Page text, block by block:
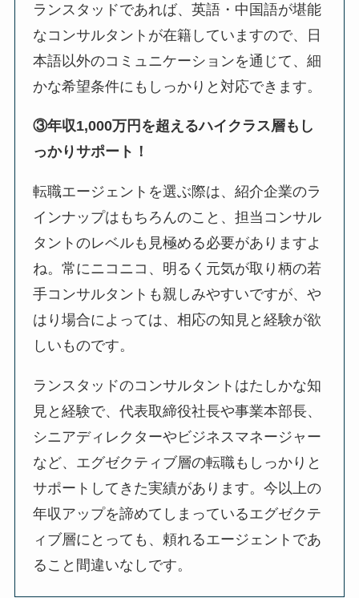
ランスタッドであれば、英語・中国語が堪能
なコンサルタントが在籍していますので、日
本語以外のコミュニケーションを通じて、細
かな希望条件にもしっかりと対応できます。
③年収1,000万円を超えるハイクラス層もし
っかりサポート！
転職エージェントを選ぶ際は、紹介企業のラ
インナップはもちろんのこと、担当コンサル
タントのレベルも見極める必要がありますよ
ね。常にニコニコ、明るく元気が取り柄の若
手コンサルタントも親しみやすいですが、や
はり場合によっては、相応の知見と経験が欲
しいものです。
ランスタッドのコンサルタントはたしかな知
見と経験で、代表取締役社長や事業本部長、
シニアディレクターやビジネスマネージャー
など、エグゼクティブ層の転職もしっかりと
サポートしてきた実績があります。今以上の
年収アップを諦めてしまっているエグゼクテ
ィブ層にとっても、頼れるエージェントであ
ること間違いなしです。